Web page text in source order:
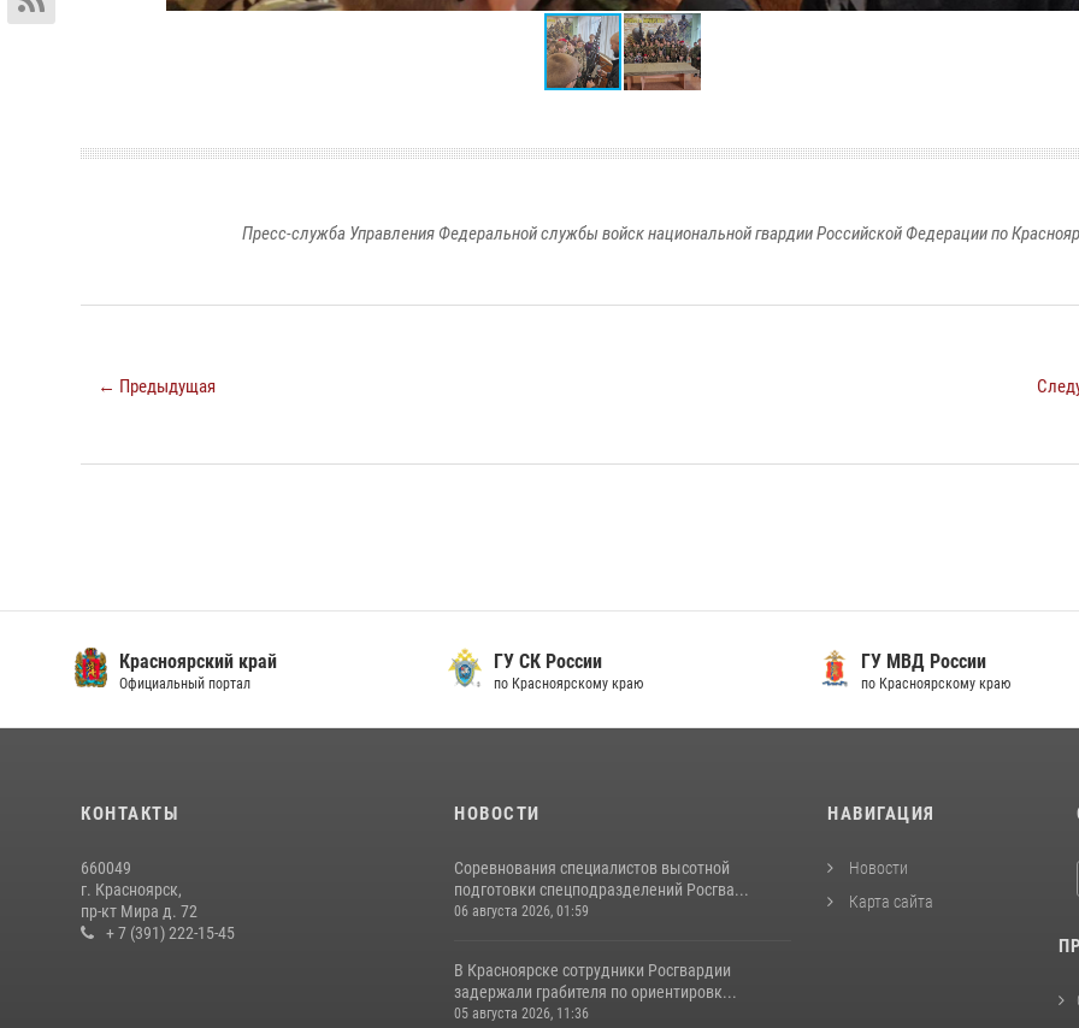
Пресс-служба Управления Федеральной службы войск национальной гвардии Российской Федерации по
← Предыдущая
Красноярский край
Официальный портал
ГУ СК России
по Красноярскому краю
ГУ МВД России
по Красноярскому краю
КОНТАКТЫ
660049
г. Красноярск,
пр-кт Мира д. 72
+ 7 (391) 222-15-45
НОВОСТИ
Соревнования специалистов высотной
подготовки спецподразделений Росгва...
06 августа 2026, 01:59
В Красноярске сотрудники Росгвардии
задержали грабителя по ориентировк...
05 августа 2026, 11:36
НАВИГАЦИЯ
Новости
Карта сайта